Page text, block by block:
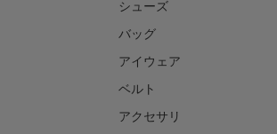
シューズ
バッグ
アイウェア
ベルト
アクセサリ